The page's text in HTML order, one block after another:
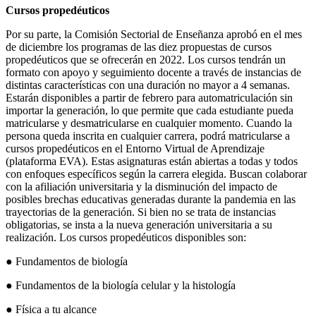
Cursos propedéuticos
Por su parte, la Comisión Sectorial de Enseñanza aprobó en el mes
de diciembre los programas de las diez propuestas de cursos
propedéuticos que se ofrecerán en 2022. Los cursos tendrán un
formato con apoyo y seguimiento docente a través de instancias de
distintas características con una duración no mayor a 4 semanas.
Estarán disponibles a partir de febrero para automatriculación sin
importar la generación, lo que permite que cada estudiante pueda
matricularse y desmatricularse en cualquier momento. Cuando la
persona queda inscrita en cualquier carrera, podrá matricularse a
cursos propedéuticos en el Entorno Virtual de Aprendizaje
(plataforma EVA). Estas asignaturas están abiertas a todas y todos
con enfoques específicos según la carrera elegida. Buscan colaborar
con la afiliación universitaria y la disminución del impacto de
posibles brechas educativas generadas durante la pandemia en las
trayectorias de la generación. Si bien no se trata de instancias
obligatorias, se insta a la nueva generación universitaria a su
realización. Los cursos propedéuticos disponibles son:
● Fundamentos de biología
● Fundamentos de la biología celular y la histología
● Física a tu alcance